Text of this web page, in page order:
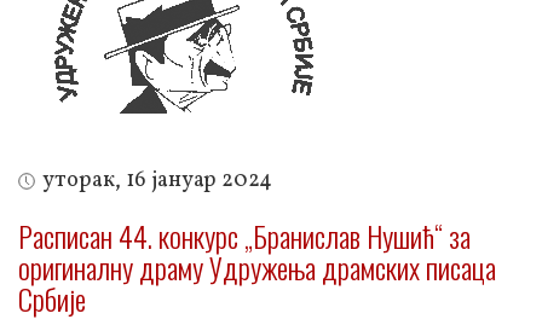
уторак, 16 јануар 2024
Расписан 44. конкурс „Бранислав Нушић“ за
оригиналну драму Удружења драмских писаца
Србије